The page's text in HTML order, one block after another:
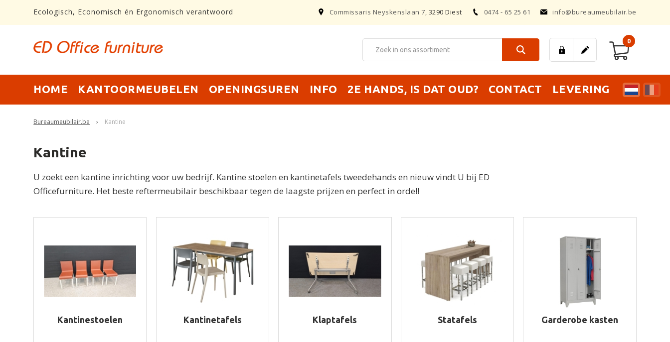
Ecologisch, Economisch én Ergonomisch verantwoord Commissaris Neyskenslaan 7 , 3290 Diest 0474 - 65 25 61 info@bureaumeubilair.be
0
HOME KANTOORMEUBELEN OPENINGSUREN INFO 2E HANDS, IS DAT OUD? CONTACT LEVERING
Bureaumeubilair.be › Kantine
Kantine
U zoekt een kantine inrichting voor uw bedrijf. Kantine stoelen en kantinetafels tweedehands en nieuw vindt U bij ED
Officefurniture. Het beste reftermeubilair beschikbaar tegen de laagste prijzen en perfect in orde!!
Kantinestoelen Kantinetafels Klaptafels Statafels Garderobe kasten